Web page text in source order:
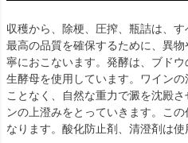
収穫から、除梗、圧搾、瓶詰は、す
最高の品質を確保するために、異
寧におこないます。発酵は、ブド
生酵母を使用しています。ワイン
ことなく、自然な重力で澱を沈殿
ンの上澄みをとっていきます。こ
なります。酸化防止剤、清澄剤は使